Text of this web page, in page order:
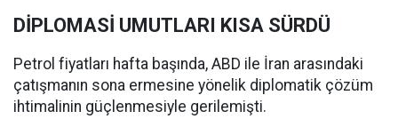
DİPLOMASİ UMUTLARI KISA SÜRDÜ
Petrol fiyatları hafta başında, ABD ile İran arasındaki
çatışmanın sona ermesine yönelik diplomatik çözüm
ihtimalinin güçlenmesiyle gerilemişti.